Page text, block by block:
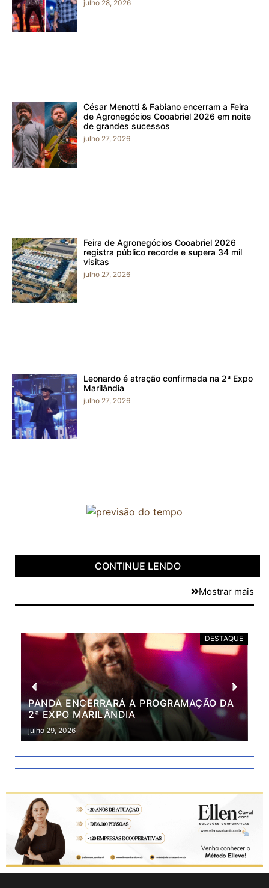
julho 28, 2026
César Menotti & Fabiano encerram a Feira
de Agronegócios Cooabriel 2026 em noite
de grandes sucessos
julho 27, 2026
Feira de Agronegócios Cooabriel 2026
registra público recorde e supera 34 mil
visitas
julho 27, 2026
Leonardo é atração confirmada na 2ª Expo
Marilândia
julho 27, 2026
CONTINUE LENDO
Mostrar mais
DESTAQUE
PANDA ENCERRARÁ A PROGRAMAÇÃO DA
2ª EXPO MARILÂNDIA
julho 29, 2026